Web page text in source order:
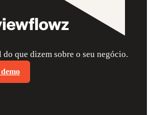
que dizem sobre o seu negócio.